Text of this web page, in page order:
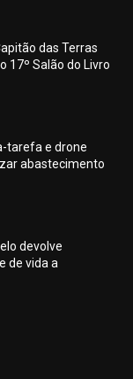
das Terras
17º Salão do Livro
tarefa e drone
abastecimento
devolve
de vida a